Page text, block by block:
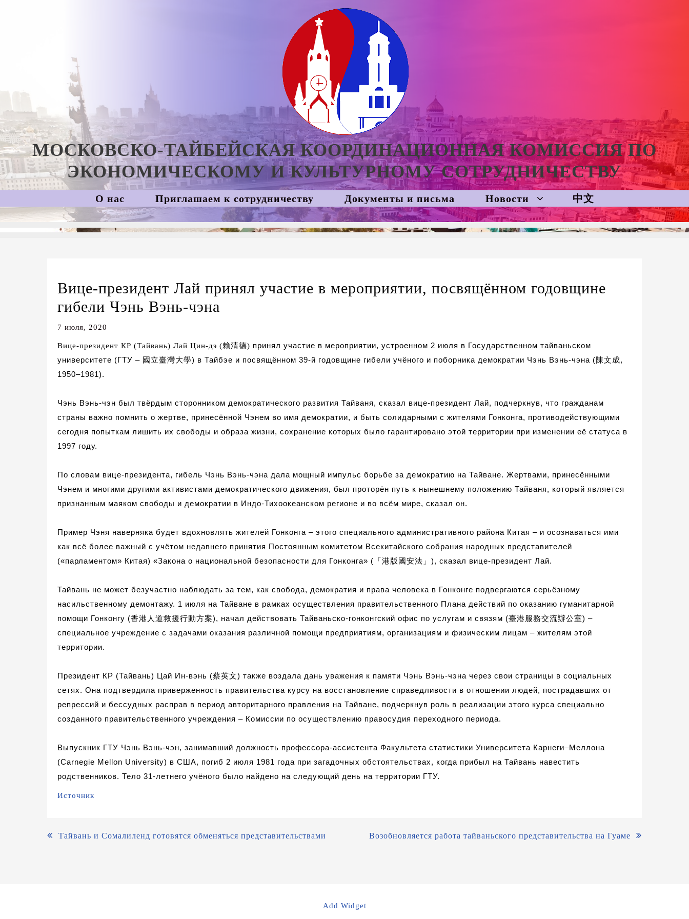
МОСКОВСКО-ТАЙБЕЙСКАЯ КООРДИНАЦИОННАЯ КОМИССИЯ ПО
ЭКОНОМИЧЕСКОМУ И КУЛЬТУРНОМУ СОТРУДНИЧЕСТВУ
О нас Приглашаем к сотрудничеству Документы и письма Новости 中文
Вице-президент Лай принял участие в мероприятии, посвящённом годовщине
гибели Чэнь Вэнь-чэна
7 июля, 2020
Вице-президент КР (Тайвань) Лай Цин-дэ (賴清德) принял участие в мероприятии, устроенном 2 июля в Государственном тайваньском
университете (ГТУ – 國立臺灣大學) в Тайбэе и посвящённом 39-й годовщине гибели учёного и поборника демократии Чэнь Вэнь-чэна (陳文成,
1950–1981).
Чэнь Вэнь-чэн был твёрдым сторонником демократического развития Тайваня, сказал вице-президент Лай, подчеркнув, что гражданам
страны важно помнить о жертве, принесённой Чэнем во имя демократии, и быть солидарными с жителями Гонконга, противодействующими
сегодня попыткам лишить их свободы и образа жизни, сохранение которых было гарантировано этой территории при изменении её статуса в
1997 году.
По словам вице-президента, гибель Чэнь Вэнь-чэна дала мощный импульс борьбе за демократию на Тайване. Жертвами, принесёнными
Чэнем и многими другими активистами демократического движения, был проторён путь к нынешнему положению Тайваня, который является
признанным маяком свободы и демократии в Индо-Тихоокеанском регионе и во всём мире, сказал он.
Пример Чэня наверняка будет вдохновлять жителей Гонконга – этого специального административного района Китая – и осознаваться ими
как всё более важный с учётом недавнего принятия Постоянным комитетом Всекитайского собрания народных представителей
(«парламентом» Китая) «Закона о национальной безопасности для Гонконга» ( 「港版國安法」 ), сказал вице-президент Лай.
Тайвань не может безучастно наблюдать за тем, как свобода, демократия и права человека в Гонконге подвергаются серьёзному
насильственному демонтажу. 1 июля на Тайване в рамках осуществления правительственного Плана действий по оказанию гуманитарной
помощи Гонконгу (香港人道救援行動方案), начал действовать Тайваньско-гонконгский офис по услугам и связям (臺港 服務交流辦公室) –
специальное учреждение с задачами оказания различной помощи предприятиям, организациям и физическим лицам – жителям этой
территории.
Президент КР (Тайвань) Цай Ин-вэнь (蔡英文) также воздала дань уважения к памяти Чэнь Вэнь-чэна через свои страницы в социальных
сетях. Она подтвердила приверженность правительства курсу на восстановление справедливости в отношении людей, пострадавших от
репрессий и бессудных расправ в период авторитарного правления на Тайване, подчеркнув роль в реализации этого курса специально
созданного правительственного учреждения – Комиссии по осуществлению правосудия переходного периода.
Выпускник ГТУ Чэнь Вэнь-чэн, занимавший должность профессора-ассистента Факультета статистики Университета Карнеги–Меллона
(Carnegie Mellon University) в США, погиб 2 июля 1981 года при загадочных обстоятельствах, когда прибыл на Тайвань навестить
родственников. Тело 31-летнего учёного было найдено на следующий день на территории ГТУ.
Источник
Навигация
Тайвань и Сомалиленд готовятся обменяться представительствами Возобновляется работа тайваньского представительства на Гуаме
Add Widget